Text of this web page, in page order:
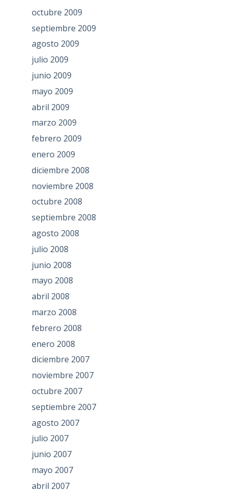
octubre 2009
septiembre 2009
agosto 2009
julio 2009
junio 2009
mayo 2009
abril 2009
marzo 2009
febrero 2009
enero 2009
diciembre 2008
noviembre 2008
octubre 2008
septiembre 2008
agosto 2008
julio 2008
junio 2008
mayo 2008
abril 2008
marzo 2008
febrero 2008
enero 2008
diciembre 2007
noviembre 2007
octubre 2007
septiembre 2007
agosto 2007
julio 2007
junio 2007
mayo 2007
abril 2007